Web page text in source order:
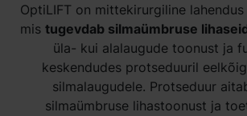
OptiLIFT on mittekirurgiline
mis tugevdab silmaümbruse
üla- kui alalaugude toonust ja
keskendudes protseduuril
silmalaugudele. Protseduur
silmaümbruse lihastoonust ja